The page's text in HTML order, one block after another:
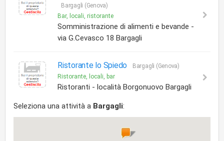
Bargagli (Genova)
Bar, locali, ristorante
Somministrazione di alimenti e bevande -
via G.Cevasco 18 Bargagli
Ristorante lo Spiedo
Bargagli (Genova)
Ristorante, locali, bar
Ristoranti - località Borgonuovo Bargagli
Seleziona una attività a Bargagli: